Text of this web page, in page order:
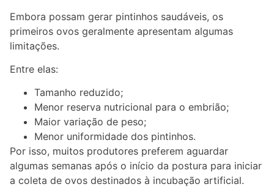
Embora possam gerar pintinhos saudáveis, os
primeiros ovos geralmente apresentam algumas
limitações.
Entre elas:
Tamanho reduzido;
Menor reserva nutricional para o embrião;
Maior variação de peso;
Menor uniformidade dos pintinhos.
Por isso, muitos produtores preferem aguardar
algumas semanas após o início da postura para iniciar
a coleta de ovos destinados à incubação artificial.